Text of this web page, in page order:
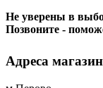
Не уверены в
Позвоните -
Адреса